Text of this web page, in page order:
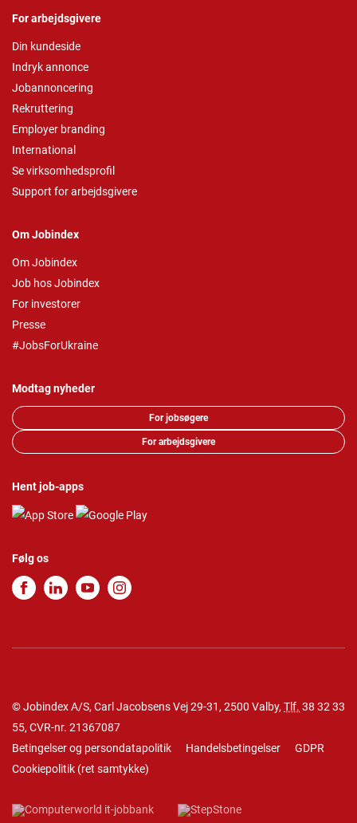
For arbejdsgivere
Din kundeside
Indryk annonce
Jobannoncering
Rekruttering
Employer branding
International
Se virksomhedsprofil
Support for arbejdsgivere
Om Jobindex
Om Jobindex
Job hos Jobindex
For investorer
Presse
#JobsForUkraine
Modtag nyheder
For jobsøgere
For arbejdsgivere
Hent job-apps
Følg os
© Jobindex A/S, Carl Jacobsens Vej 29-31, 2500 Valby, Tlf. 38 32 33
55, CVR-nr. 21367087
Betingelser og persondatapolitik
Handelsbetingelser
GDPR
Cookiepolitik (ret samtykke)